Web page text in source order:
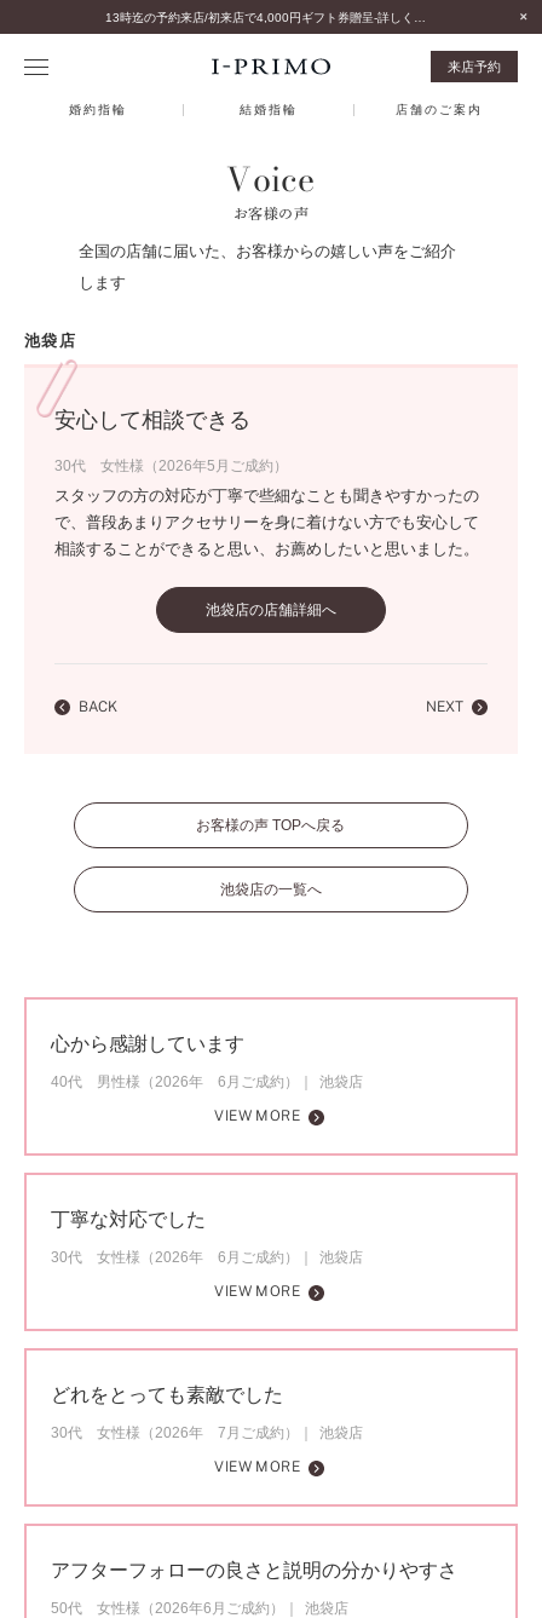
来店予約
婚約指輪 結婚指輪 店舗のご案内
Voice
お客様の声
全国の店舗に届いた、お客様からの嬉しい声をご紹介
します
池袋店
安心して相談できる
30代 女性様（2026年5月ご成約）
スタッフの方の対応が丁寧で些細なことも聞きやすかったの
で、普段あまりアクセサリーを身に着けない方でも安心して
相談することができると思い、お薦めしたいと思いました。
池袋店の店舗詳細へ
BACK NEXT
お客様の声 TOPへ戻る
池袋店の一覧へ
心から感謝しています
40代 男性様（2026年 6月ご成約）
池袋店
VIEW MORE
丁寧な対応でした
30代 女性様（2026年 6月ご成約）
池袋店
VIEW MORE
どれをとっても素敵でした
30代 女性様（2026年 7月ご成約）
池袋店
VIEW MORE
アフターフォローの良さと説明の分かりやすさ
50代 女性様（2026年6月ご成約）
池袋店